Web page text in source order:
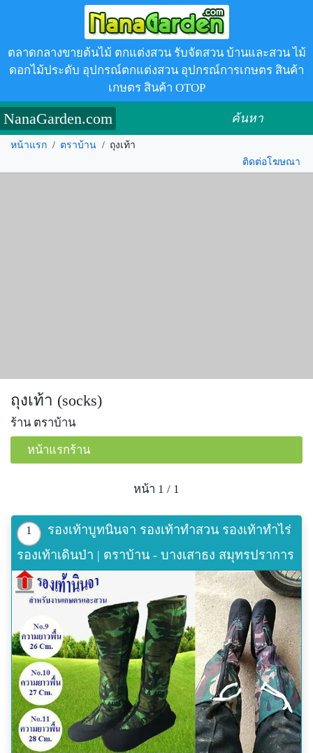
ตลาดกลางขายต้นไม้ ตกแต่งสวน รับจัดสวน บ้านและสวน ไม้
ดอกไม้ประดับ อุปกรณ์ตกแต่งสวน อุปกรณ์การเกษตร สินค้า
เกษตร สินค้า OTOP
NanaGarden.com ค้นหา
หน้าแรก / ตราบ้าน / ถุงเท้า
ติดต่อโฆษณา
ถุงเท้า (socks)
ร้าน ตราบ้าน
หน้าแรกร้าน
หน้า 1 / 1
1
รองเท้าบูทนินจา รองเท้าทำสวน รองเท้าทำไร่
รองเท้าเดินป่า | ตราบ้าน - บางเสาธง สมุทรปราการ